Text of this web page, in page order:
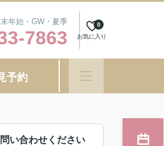
年始・GW・夏季
7863 お気に入り
0
予約
い合わせください